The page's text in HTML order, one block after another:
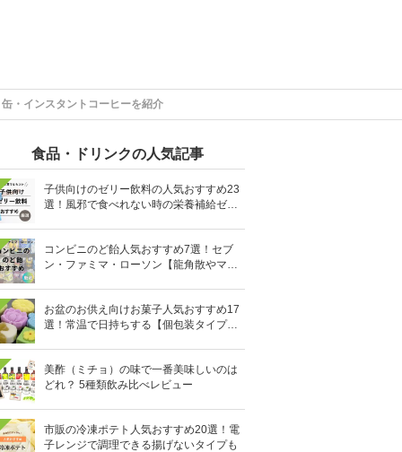
・インスタントコーヒーを紹介
食品・ドリンクの人気記事
子供向けのゼリー飲料の人気おすすめ23
選！風邪で食べれない時の栄養補給ゼリ
コンビニのど飴人気おすすめ7選！セブ
ン・ファミマ・ローソン【龍角散やマヌ
お盆のお供え向けお菓子人気おすすめ17
選！常温で日持ちする【個包装タイプ
美酢（ミチョ）の味で一番美味しいのは
どれ？ 5種類飲み比べレビュー
市販の冷凍ポテト人気おすすめ20選！電
子レンジで調理できる揚げないタイプも